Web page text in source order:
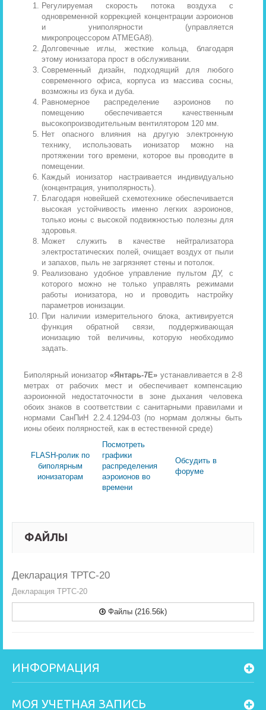
Регулируемая скорость потока воздуха с
одновременной коррекцией концентрации аэроионов
и униполярности (управляется
микропроцессором ATMEGA8).
Долговечные иглы, жесткие кольца, благодаря
этому ионизатора прост в обслуживании.
Современный дизайн, подходящий для любого
современного офиса, корпуса из массива сосны,
возможны из бука и дуба.
Равномерное распределение аэроионов по
помещению обеспечивается качественным
высокопроизводительным вентилятором 120 мм.
Нет опасного влияния на другую электронную
технику, использовать ионизатор можно на
протяжении того времени, которое вы проводите в
помещении.
Каждый ионизатор настраивается индивидуально
(концентрация, униполярность).
Благодаря новейшей схемотехнике обеспечивается
высокая устойчивость именно легких аэроионов,
только ионы с высокой подвижностью полезны для
здоровья.
Может служить в качестве нейтрализатора
электростатических полей, очищает воздух от пыли
и запахов, пыль не загрязняет стены и потолок.
Реализовано удобное управление пультом ДУ, с
которого можно не только управлять режимами
работы ионизатора, но и проводить настройку
параметров ионизации.
При наличии измерительного блока, активируется
функция обратной связи, поддерживающая
ионизацию той величины, которую необходимо
задать.
Биполярный ионизатор«Янтарь-7Е» устанавливается в 2-8
метрах от рабочих мест и обеспечивает компенсацию
аэроионной недостаточности в зоне дыхания человека
обоих знаков в соответствии с санитарными правилами и
нормами СанПиН 2.2.4.1294-03 (по нормам должны быть
ионы обеих полярностей, как в естественной среде)
FLASH-ролик по
биполярным
ионизаторам
Посмотреть
графики
распределения
аэроионов во
времени
Обсудить в
форуме
ФАЙЛЫ
Декларация ТРТС-20
Декларация ТРТС-20
Файлы (216.56k)
ИНФОРМАЦИЯ
МОЯ УЧЕТНАЯ ЗАПИСЬ